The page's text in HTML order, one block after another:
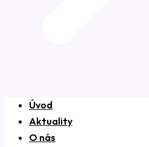
Úvod
Aktuality
O nás